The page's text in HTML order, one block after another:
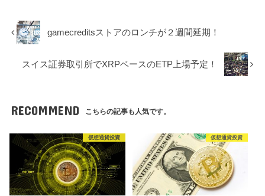
gamecreditsストアのロンチが２週間延期！
スイス証券取引所でXRPベースのETP上場予定！
RECOMMEND こちらの記事も人気です。
仮想通貨投資 仮想通貨投資